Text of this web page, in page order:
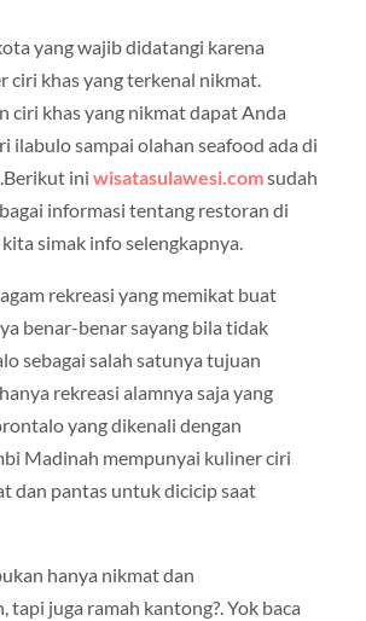
yang wajib didatangi karena
ciri khas yang terkenal nikmat.
ciri khas yang nikmat dapat Anda
ilabulo sampai olahan seafood ada di
ini wisatasulawesi.comsudah
informasi tentang restoran di
simak info selengkapnya.
rekreasi yang memikat buat
benar-benar sayang bila tidak
sebagai salah satunya tujuan
rekreasi alamnya saja yang
yang dikenali dengan
Madinah mempunyai kuliner ciri
dan pantas untuk dicicip saat
hanya nikmat dan
tapi juga ramah kantong?. Yok baca